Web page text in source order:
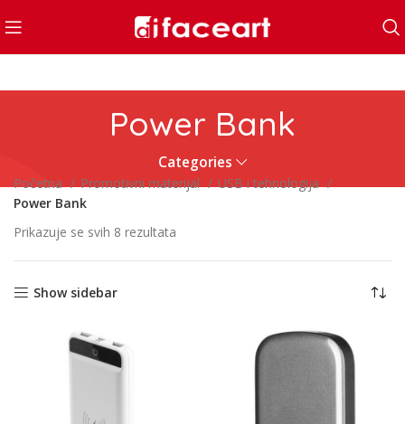
Power Bank
Categories
Početna Promotivni materijal
USB i tehnologija
Power Bank
Prikazuje se svih 8 rezultata
Show sidebar